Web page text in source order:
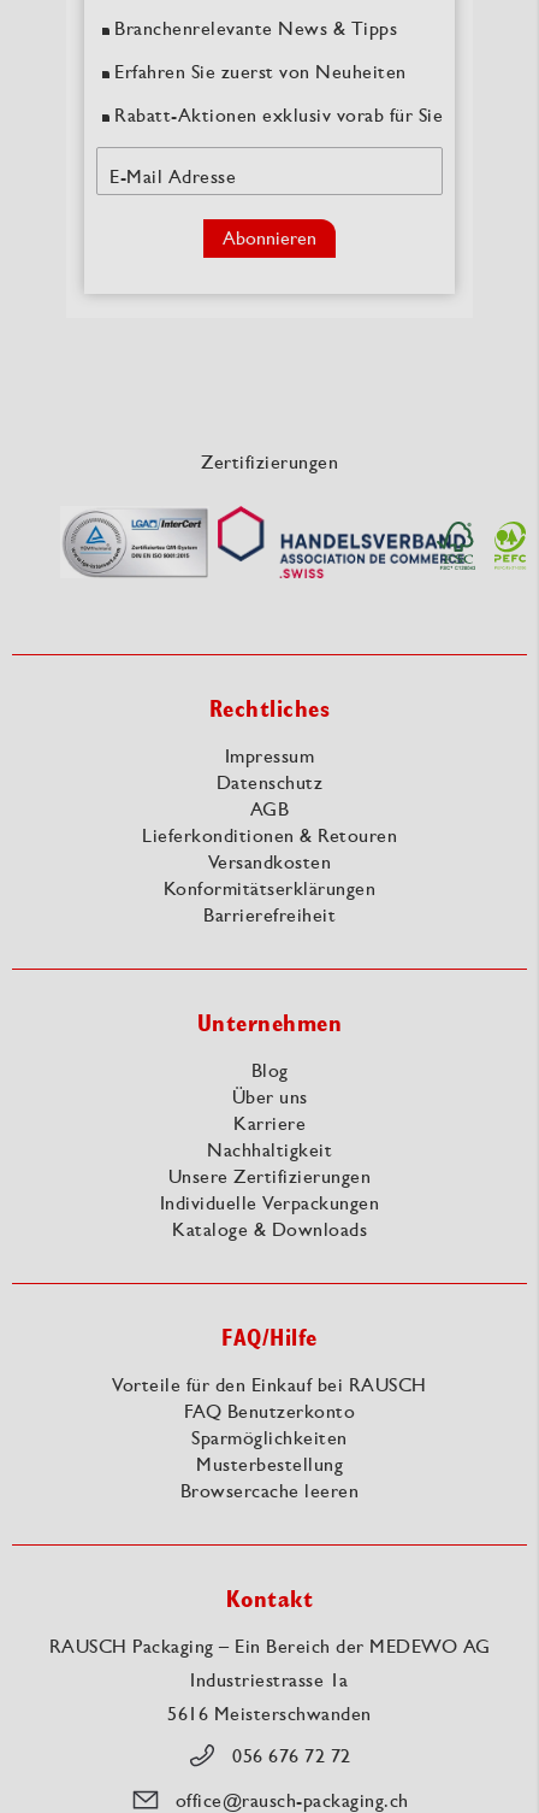
Branchenrelevante News & Tipps
Erfahren Sie zuerst von Neuheiten
Rabatt-Aktionen exklusiv vorab für Sie
E-Mail Adresse
Abonnieren
Zertifizierungen
Rechtliches
Impressum
Datenschutz
AGB
Lieferkonditionen & Retouren
Versandkosten
Konformitätserklärungen
Barrierefreiheit
Unternehmen
Blog
Über uns
Karriere
Nachhaltigkeit
Unsere Zertifizierungen
Individuelle Verpackungen
Kataloge & Downloads
FAQ/Hilfe
Vorteile für den Einkauf bei RAUSCH
FAQ Benutzerkonto
Sparmöglichkeiten
Musterbestellung
Browsercache leeren
Kontakt
RAUSCH Packaging – Ein Bereich der MEDEWO AG
Industriestrasse 1a
5616 Meisterschwanden
056 676 72 72
office@rausch-packaging.ch